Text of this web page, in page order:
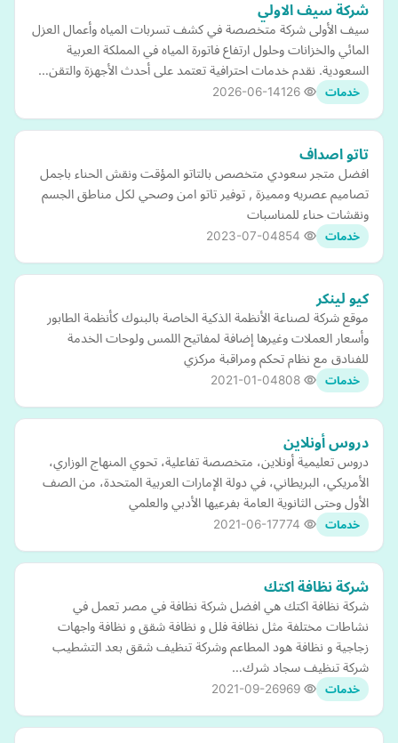
شركة سيف الاولي
سيف الأولى شركة متخصصة في كشف تسربات المياه وأعمال العزل
المائي والخزانات وحلول ارتفاع فاتورة المياه في المملكة العربية
السعودية. نقدم خدمات احترافية تعتمد على أحدث الأجهزة والتقن…
خدمات 2026-06-14
تاتو اصداف
افضل متجر سعودي متخصص بالتاتو المؤقت ونقش الحناء باجمل
تصاميم عصريه ومميزة , توفير تاتو امن وصحي لكل مناطق الجسم
ونقشات حناء للمناسبات
خدمات 2023-07-04
كيو لينكر
موقع شركة لصناعة الأنظمة الذكية الخاصة بالبنوك كأنظمة الطابور
وأسعار العملات وغيرها إضافة لمفاتيح اللمس ولوحات الخدمة
للفنادق مع نظام تحكم ومراقبة مركزي
خدمات 2021-01-04
دروس أونلاين
دروس تعليمية أونلاين، متخصصة تفاعلية، تحوي المنهاج الوزاري،
الأمريكي، البريطاني، في دولة الإمارات العربية المتحدة، من الصف
الأول وحتى الثانوية العامة بفرعيها الأدبي والعلمي
خدمات 2021-06-17
شركة نظافة اكتك
شركة نظافة اكتك هي افضل شركة نظافة في مصر تعمل في
نشاطات مختلفة مثل نظافة فلل و نظافة شقق و نظافة واجهات
زجاجية و نظافة هود المطاعم وشركة تنظيف شقق بعد التشطيب
شركة تنظيف سجاد شرك…
خدمات 2021-09-26